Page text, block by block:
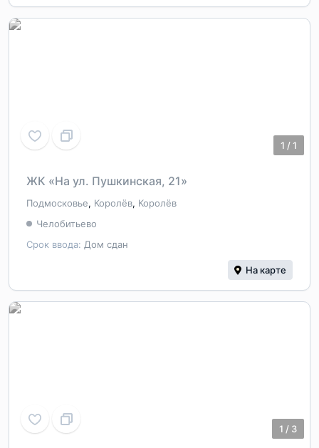
1 /1
ЖК «На ул. Пушкинская, 21»
Подмосковье, Королёв, Королёв
Срок ввода: Дом сдан
Челобитьево
На карте
1 / 3